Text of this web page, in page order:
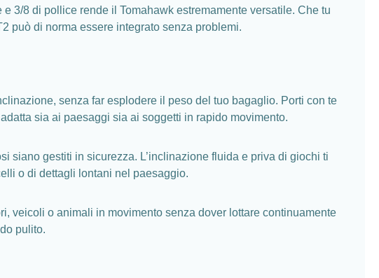
3/8 di pollice rende il Tomahawk estremamente versatile. Che tu
può di norma essere integrato senza problemi.
senza far esplodere il peso del tuo bagaglio. Porti con te
sia ai paesaggi sia ai soggetti in rapido movimento.
siano gestiti in sicurezza. L’inclinazione fluida e priva di giochi ti
o di dettagli lontani nel paesaggio.
veicoli o animali in movimento senza dover lottare continuamente
pulito.